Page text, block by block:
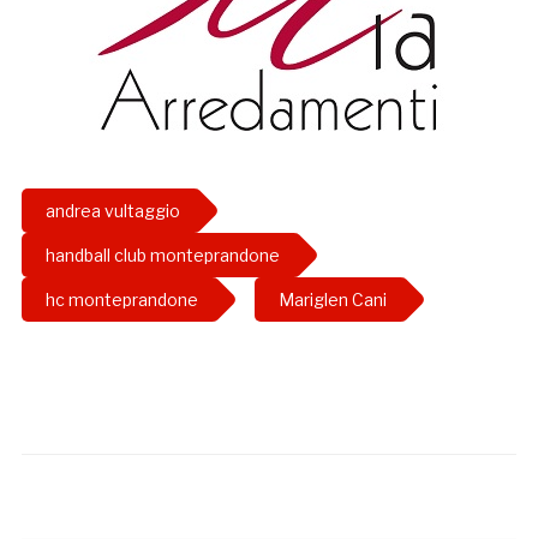
andrea vultaggio
handball club monteprandone
hc monteprandone Mariglen Cani